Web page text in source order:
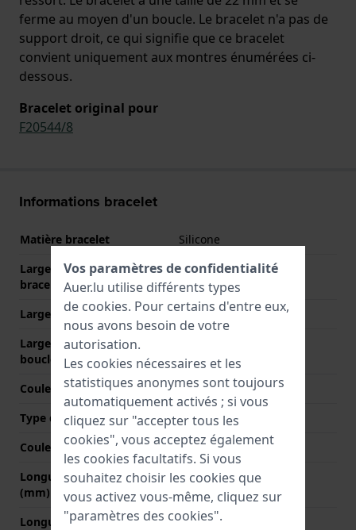
ferme au moyen d'un boucle. Le bracelet n'a pas de
support droit, ce qui signifie que ce bracelet
convient uniquement aux montres énumérées ci-
dessous.
Bracelet original pour
F20544/8
Informations bracelet
Matière bracelet
Silicone
Largeur de la patte (du
bracelet)
22 mm
Largeur entre Corne
22 mm
Largeur de bande à la
boucle
Couleur du bracelet
Gris
Type de fermoir
Boucle
Couleur de fermoir
Argent
Longueur bande à 12h
(mm)
85 mm
Longueur bande à 6h (mm) 125 mm
Vos paramètres de confidentialité
Auer.lu utilise différents types
de cookies. Pour certains d'entre eux,
nous avons besoin de votre
autorisation.
Les cookies nécessaires et les
statistiques anonymes sont toujours
automatiquement activés ; si vous
cliquez sur "accepter tous les
cookies", vous acceptez également
les cookies facultatifs. Si vous
souhaitez choisir les cookies que
vous activez vous-même, cliquez sur
"paramètres des cookies".